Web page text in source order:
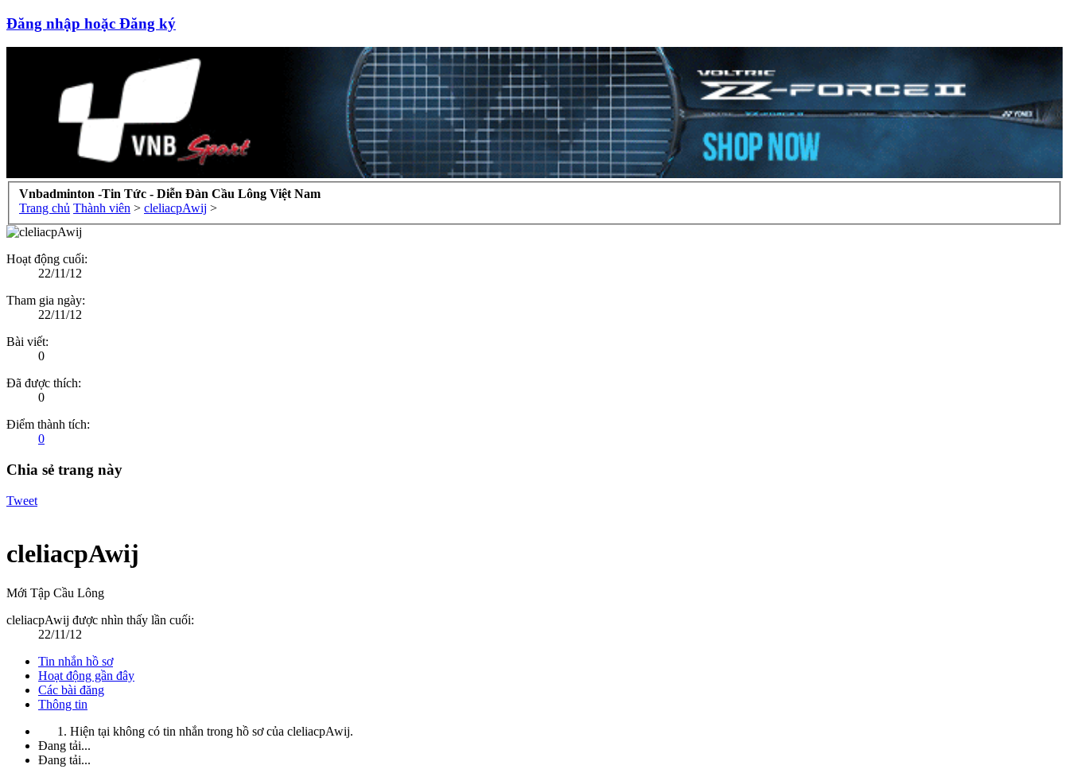
Đăng nhập hoặc Đăng ký
Vnbadminton -Tin Tức - Diễn Đàn Cầu Lông Việt Nam
Trang chủ Thành viên > cleliacpAwij >
Hoạt động cuối:
22/11/12
Tham gia ngày:
22/11/12
Bài viết:
0
Đã được thích:
0
Điểm thành tích:
0
Chia sẻ trang này
Tweet
cleliacpAwij
Mới Tập Cầu Lông
cleliacpAwij được nhìn thấy lần cuối:
22/11/12
Tin nhắn hồ sơ
Hoạt động gần đây
Các bài đăng
Thông tin
Hiện tại không có tin nhắn trong hồ sơ của cleliacpAwij.
Đang tải...
Đang tải...